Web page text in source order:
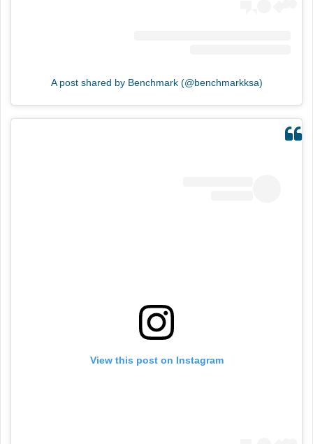
A post shared by Benchmark (@benchmarkksa)
View this post on Instagram